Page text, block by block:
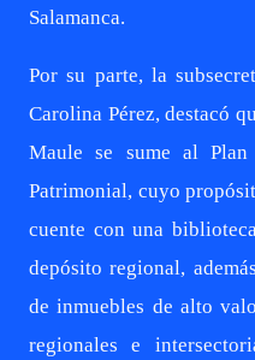
Salamanca.
Por su parte, la
Carolina Pérez, destacó
Maule se sume al Plan
Patrimonial, cuyo
cuente con una
depósito regional,
de inmuebles de alto
regionales e